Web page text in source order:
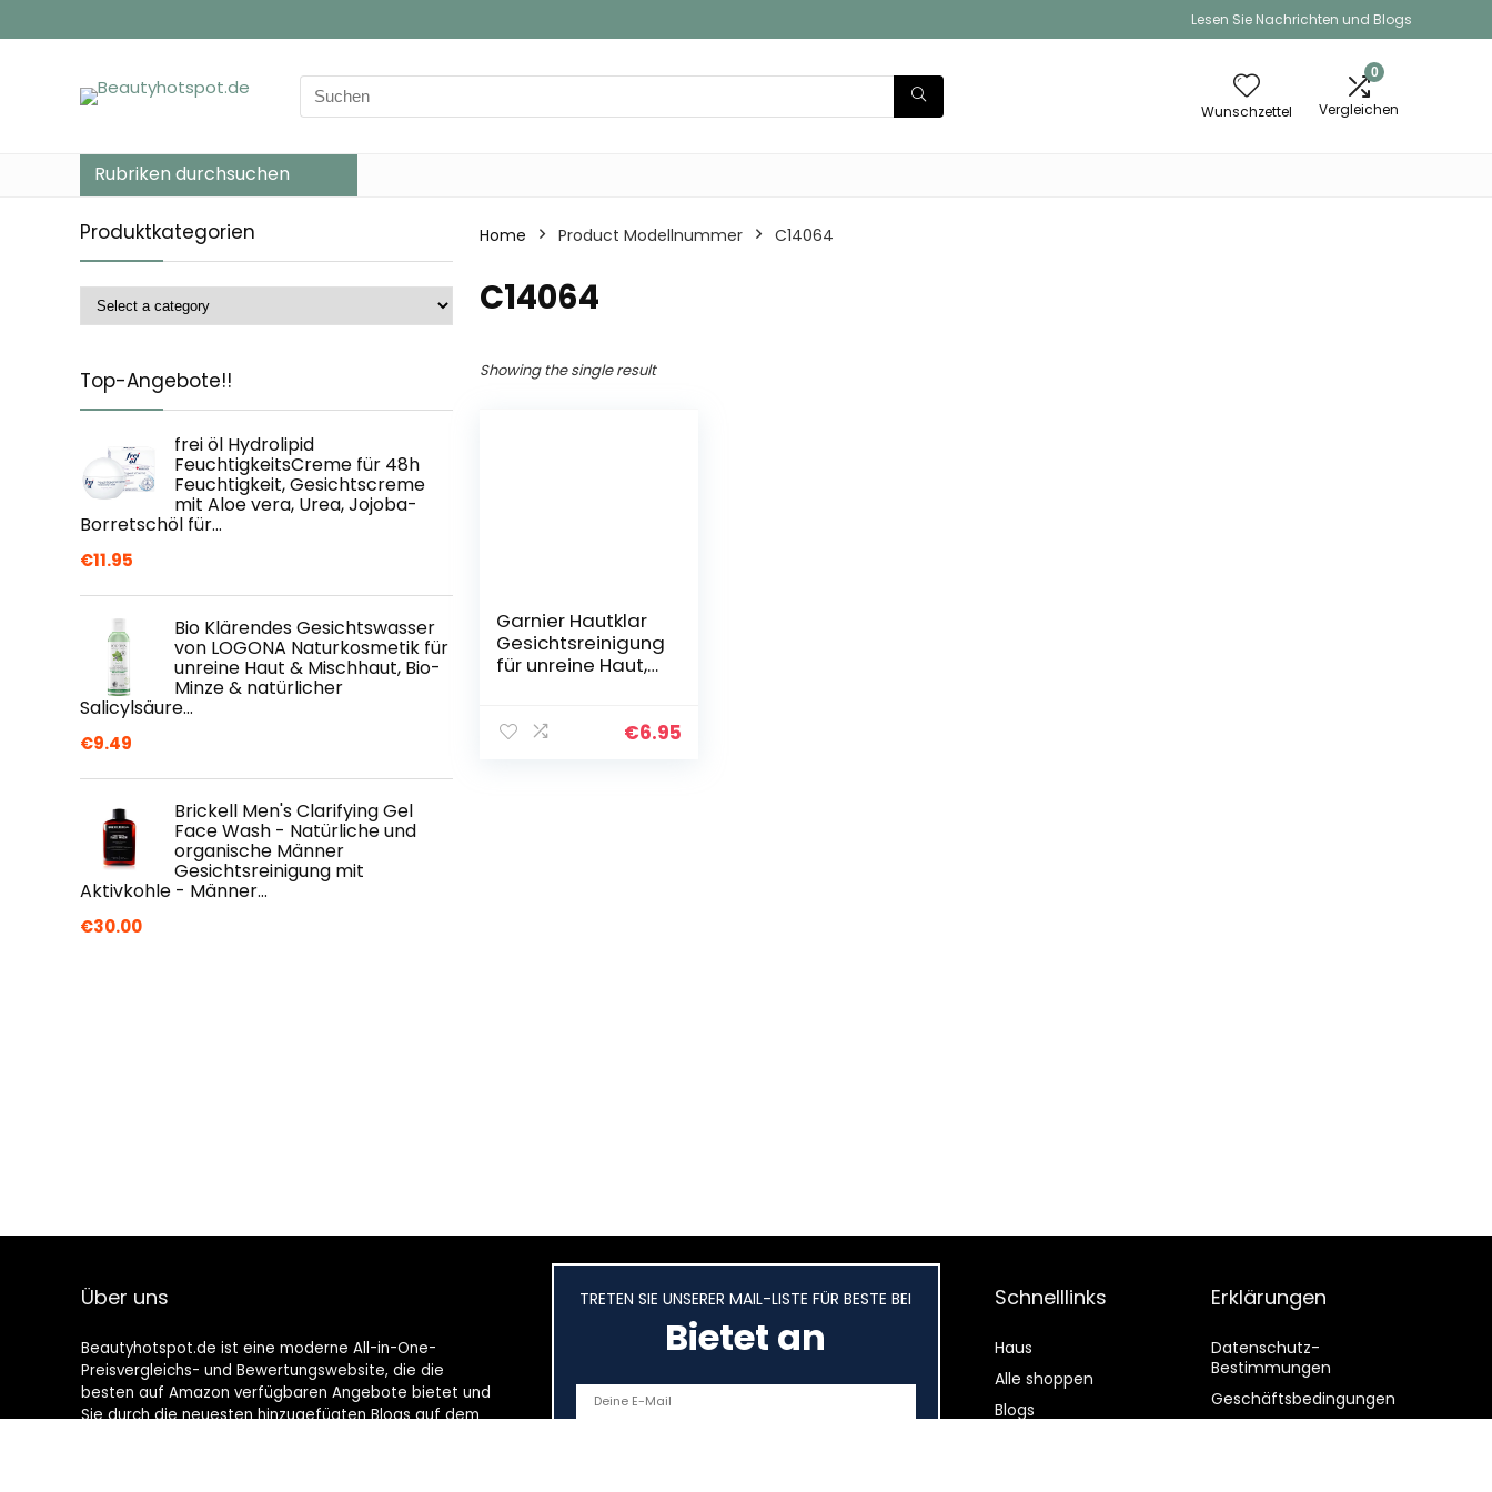
Lesen Sie Nachrichten und Blogs
Search
for:
Wunschzettel
0
Vergleichen
Rubriken durchsuchen
Produktkategorien
Top-Angebote!!
frei öl Hydrolipid
FeuchtigkeitsCreme für 48h
Feuchtigkeit, Gesichtscreme
mit Aloe vera, Urea, Jojoba-
Borretschöl für…
€11.95
Bio Klärendes Gesichtswasser
von LOGONA Naturkosmetik für
unreine Haut & Mischhaut, Bio-
Minze & natürlicher
Salicylsäure…
€9.49
Brickell Men's Clarifying Gel
Face Wash - Natürliche und
organische Männer
Gesichtsreinigung mit
Aktivkohle - Männer…
€30.00
Home Product Modellnummer ‎C14064
‎C14064
Showing the single result
Garnier Hautklar
Gesichtsreinigung
für unreine Haut,
und Zink,
€6.95
Über uns
Beautyhotspot.de ist eine moderne All-in-One-
Preisvergleichs- und Bewertungswebsite, die die
besten auf Amazon verfügbaren Angebote bietet und
Sie durch die neuesten hinzugefügten Blogs auf dem
TRETEN SIE UNSERER MAIL-LISTE FÜR BESTE BEI
Bietet an
Schnelllinks
Haus
Alle shoppen
Blogs
Erklärungen
Datenschutz-
Bestimmungen
Geschäftsbedingungen